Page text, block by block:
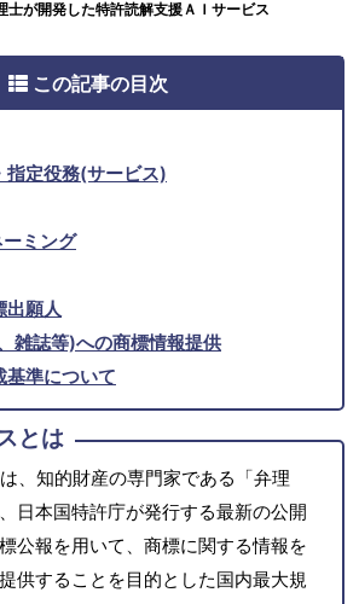
士が開発した特許読解支援ＡＩサービス
この記事の目次
指定役務(サービス)
ミング
出願人
雑誌等)への商標情報提供
基準について
とは
、知的財産の専門家である「弁理
日本国特許庁が発行する最新の公開
公報を用いて、商標に関する情報を
供することを目的とした国内最大規